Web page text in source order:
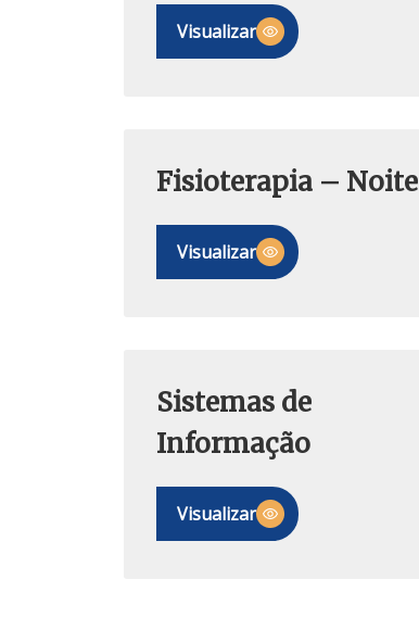
Visualizar
Fisioterapia – Noite
Visualizar
Sistemas de
Informação
Visualizar